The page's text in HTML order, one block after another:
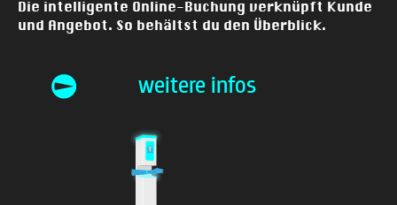
Die intelligente Online-Buchung verknüpft Kunde
und Angebot. So behältst du den Überblick.
weitere infos